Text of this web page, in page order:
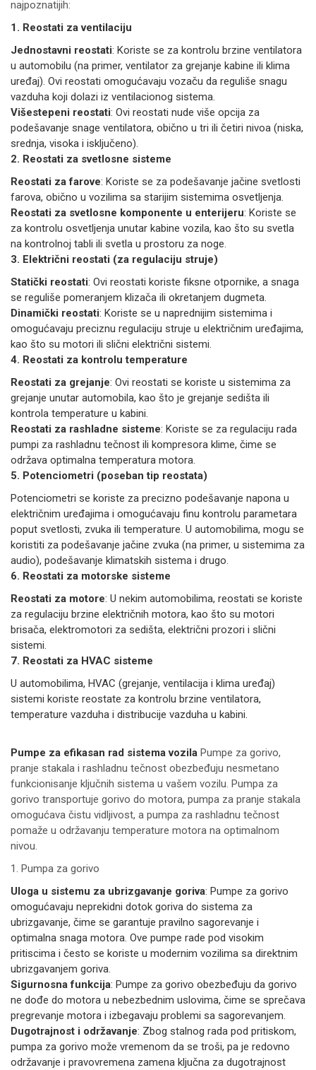
najpoznatijih:
1. Reostati za ventilaciju
Jednostavni reostati: Koriste se za kontrolu brzine ventilatora
u automobilu (na primer, ventilator za grejanje kabine ili klima
uređaj). Ovi reostati omogućavaju vozaču da reguliše snagu
vazduha koji dolazi iz ventilacionog sistema.
Višestepeni reostati: Ovi reostati nude više opcija za
podešavanje snage ventilatora, obično u tri ili četiri nivoa (niska,
srednja, visoka i isključeno).
2. Reostati za svetlosne sisteme
Reostati za farove: Koriste se za podešavanje jačine svetlosti
farova, obično u vozilima sa starijim sistemima osvetljenja.
Reostati za svetlosne komponente u enterijeru: Koriste se
za kontrolu osvetljenja unutar kabine vozila, kao što su svetla
na kontrolnoj tabli ili svetla u prostoru za noge.
3. Električni reostati (za regulaciju struje)
Statički reostati: Ovi reostati koriste fiksne otpornike, a snaga
se reguliše pomeranjem klizača ili okretanjem dugmeta.
Dinamički reostati: Koriste se u naprednijim sistemima i
omogućavaju preciznu regulaciju struje u električnim uređajima,
kao što su motori ili slični električni sistemi.
4. Reostati za kontrolu temperature
Reostati za grejanje: Ovi reostati se koriste u sistemima za
grejanje unutar automobila, kao što je grejanje sedišta ili
kontrola temperature u kabini.
Reostati za rashladne sisteme: Koriste se za regulaciju rada
pumpi za rashladnu tečnost ili kompresora klime, čime se
održava optimalna temperatura motora.
5. Potenciometri (poseban tip reostata)
Potenciometri se koriste za precizno podešavanje napona u
električnim uređajima i omogućavaju finu kontrolu parametara
poput svetlosti, zvuka ili temperature. U automobilima, mogu se
koristiti za podešavanje jačine zvuka (na primer, u sistemima za
audio), podešavanje klimatskih sistema i drugo.
6. Reostati za motorske sisteme
Reostati za motore: U nekim automobilima, reostati se koriste
za regulaciju brzine električnih motora, kao što su motori
brisača, elektromotori za sedišta, električni prozori i slični
sistemi.
7. Reostati za HVAC sisteme
U automobilima, HVAC (grejanje, ventilacija i klima uređaj)
sistemi koriste reostate za kontrolu brzine ventilatora,
temperature vazduha i distribucije vazduha u kabini.
Pumpe za efikasan rad sistema vozila Pumpe za gorivo,
pranje stakala i rashladnu tečnost obezbeđuju nesmetano
funkcionisanje ključnih sistema u vašem vozilu. Pumpa za
gorivo transportuje gorivo do motora, pumpa za pranje stakala
omogućava čistu vidljivost, a pumpa za rashladnu tečnost
pomaže u održavanju temperature motora na optimalnom
nivou.
1. Pumpa za gorivo
Uloga u sistemu za ubrizgavanje goriva: Pumpe za gorivo
omogućavaju neprekidni dotok goriva do sistema za
ubrizgavanje, čime se garantuje pravilno sagorevanje i
optimalna snaga motora. Ove pumpe rade pod visokim
pritiscima i često se koriste u modernim vozilima sa direktnim
ubrizgavanjem goriva.
Sigurnosna funkcija: Pumpe za gorivo obezbeđuju da gorivo
ne dođe do motora u nebezbednim uslovima, čime se sprečava
pregrevanje motora i izbegavaju problemi sa sagorevanjem.
Dugotrajnost i održavanje: Zbog stalnog rada pod pritiskom,
pumpa za gorivo može vremenom da se troši, pa je redovno
održavanje i pravovremena zamena ključna za dugotrajnost